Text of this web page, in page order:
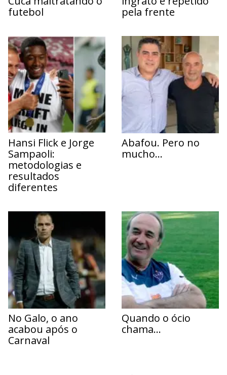
futebol
pela frente
Hansi Flick e Jorge
Sampaoli:
metodologias e
resultados
diferentes
Abafou. Pero no
mucho…
No Galo, o ano
acabou após o
Carnaval
Quando o ócio
chama…